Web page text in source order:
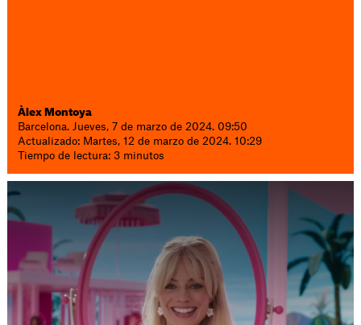
Àlex Montoya
Barcelona. Jueves, 7 de marzo de 2024. 09:50
Actualizado: Martes, 12 de marzo de 2024. 10:29
Tiempo de lectura: 3 minutos